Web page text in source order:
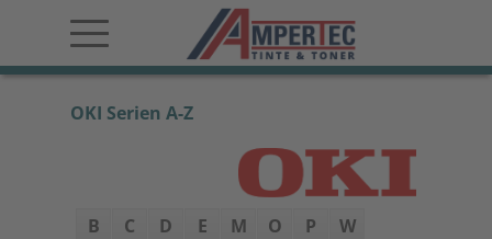
OKI Serien A-Z
B C D E M O P W